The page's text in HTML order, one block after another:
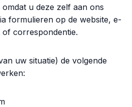
u deze zelf aan ons
formulieren op de website, e-
correspondentie.
uw situatie) de volgende